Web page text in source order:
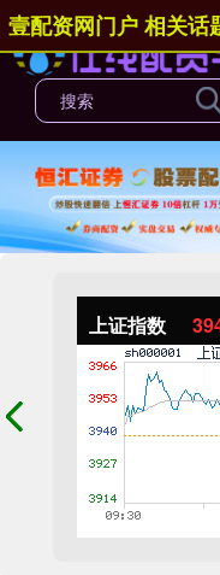
上证指数
壹配资网门户 相关话